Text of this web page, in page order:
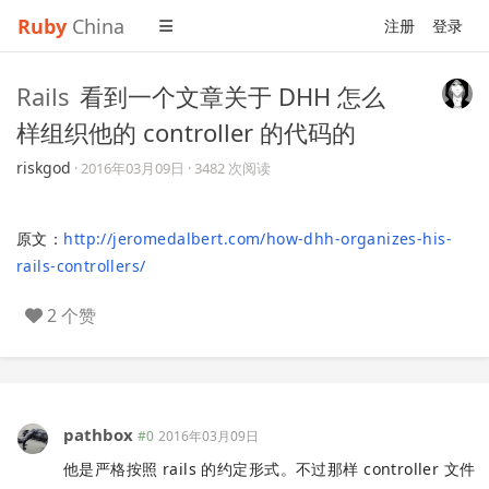
Ruby China 注册 登录
Rails 看到一个文章关于 DHH 怎么
样组织他的 controller 的代码的
riskgod ·2016年03月09日 · 3482 次阅读
原文： http://jeromedalbert.com/how-dhh-organizes-his-
rails-controllers/
2 个赞
pathbox #0 2016年03月09日
他是严格按照 rails 的约定形式。不过那样 controller 文件